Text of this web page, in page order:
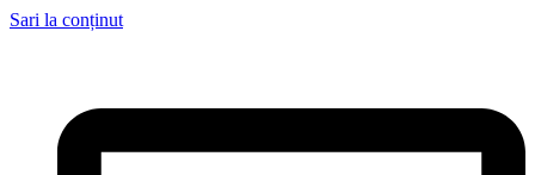
Sari la conținut